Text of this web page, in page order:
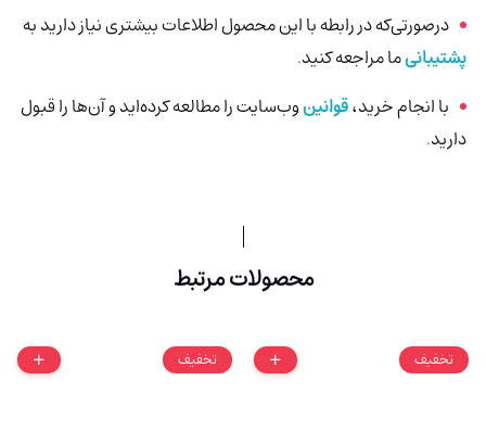
درصورتی‌که در رابطه با این محصول اطلاعات بیشتری نیاز دارید به
پشتیبانیما مراجعه کنید.
با انجام خرید،قوانینوب‌سایت را مطالعه کرده‌اید و آن‌ها را قبول
دارید.
محصولات مرتبط
تخفیف تخفیف